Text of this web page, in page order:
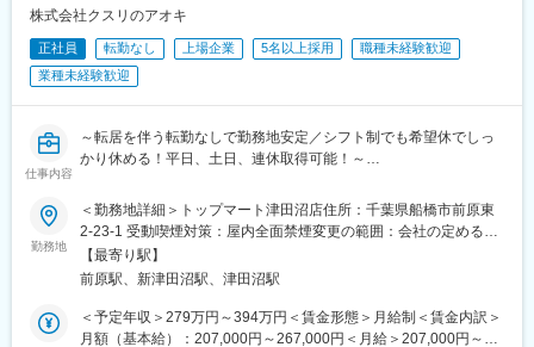
当社では、転勤の有無や勤務エリアによって社員区分を設けてお
とができます。
※詳細は転勤欄に記載しております。
■業務詳細
・精肉の加工、陳列、売場づくり
・売上・粗利・人時生産性などの数値管理
・発注、在庫管理、ロス削減施策の立案
・店舗ごとの販促企画、売上改善施策の実行
中途入社者が多く、異業種からの転職者も活躍中。フラットで意
見発信もしやすい環境です。
■成長環境／キャリア
成果次第で早期にチーフ昇格が可能。その後はSVや本部スタッフ
など全国規模でキャリアの幅を広げられます。
株式会社クスリのアオキ
正社員 転勤なし 上場企業 5名以上採用
職種未経験歓迎
業種未経験歓迎
仕事内容
～転居を伴う転勤なしで勤務地安定／シフト制でも希望休でしっ
かり休める！平日、土日、連休取得可能！～
■業務内容：
お肉を機械や包丁で加工する業務まで幅広くお任せいたします。
・商品の製造業務（精肉加工）
・発注、パック詰め、パック値付、陳列業務等
将来的には、シフトや売上管理等もお任せいたします。
生鮮食品は納品・陳列・値引き・廃棄など時間管理が重要なた
め、業務がルーチン化されており、残業が発生しにくく、チャレ
勤務地
＜勤務地詳細＞トップマート津田沼店住所：千葉県船橋市前原東
2-23-1 受動喫煙対策：屋内全面禁煙変更の範囲：会社の定める事
業所
【最寄り駅】
前原駅、新津田沼駅、津田沼駅
＜予定年収＞279万円～394万円＜賃金形態＞月給制＜賃金内訳＞
月額（基本給）：207,000円～267,000円＜月給＞207,000円～